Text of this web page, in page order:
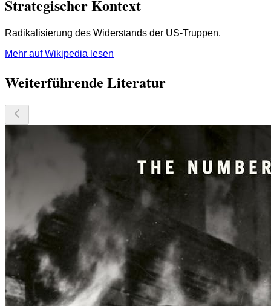
Strategischer Kontext
Radikalisierung des Widerstands der US-Truppen.
Mehr auf Wikipedia lesen
Weiterführende Literatur